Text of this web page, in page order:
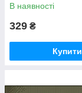
В наявності
329 ₴
Купити